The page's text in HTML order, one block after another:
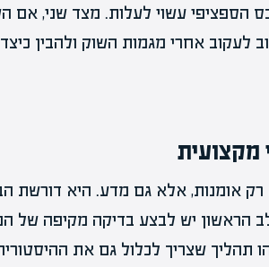
הספציפי עשוי לעלות. מצד שני, אם
לעקוב אחרי מגמות השוק ולהבין
מקצועית
רק אומנות, אלא גם מדע. היא דורשת
הראשון יש לבצע בדיקה מקיפה של
תהליך שצריך לכלול גם את